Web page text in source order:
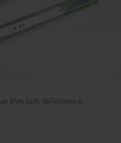
EVA Soft 45/450мм к...